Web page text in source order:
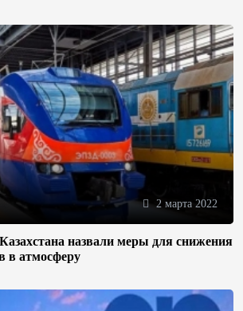
2 марта 2022
назвали меры для снижения
в атмосферу